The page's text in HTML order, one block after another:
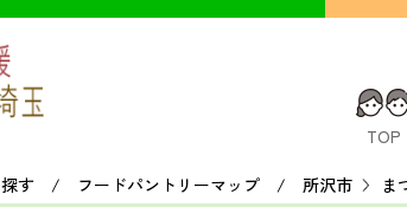
TOP
探す / フードパントリーマップ / 所沢市 ま